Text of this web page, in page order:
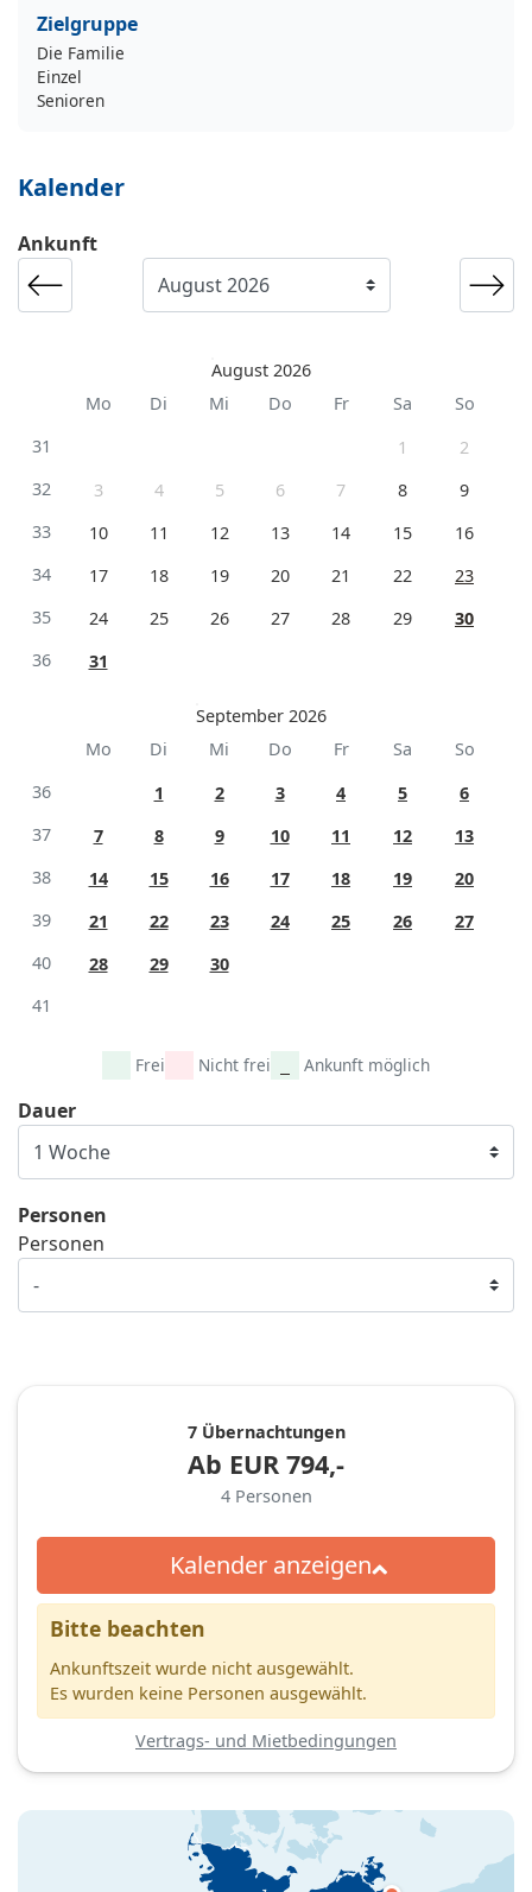
Zielgruppe
Die Familie
Einzel
Senioren
Kalender
Ankunft
August 2026
Mo
Di Mi Do Fr Sa
So
31
1
2
32
3 4 5 6 7 8
9
33
10 11 12 13 14 15
16
34
17 18 19 20 21 22
23
35
24 25 26 27 28 29
30
36
31
September 2026
Mo
Di Mi Do Fr Sa
So
36
1 2 3 4 5
6
37
7 8 9 10 11 12
13
38
14 15 16 17 18 19
20
39
21 22 23 24 25 26
27
40
28 29
30
41
Frei Nicht frei Ankunft möglich
Dauer
Personen
Personen
7 Übernachtungen
Ab EUR 794,-
4 Personen
Kalender anzeigen
Bitte beachten
Ankunftszeit wurde nicht ausgewählt.
Es wurden keine Personen ausgewählt.
Vertrags- und Mietbedingungen